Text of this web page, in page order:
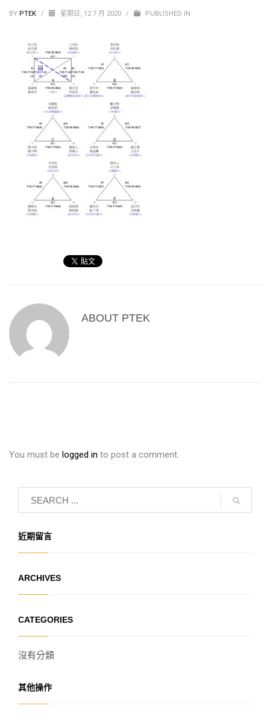
BY PTEK / 星期日, 12 7 月 2020 / PUBLISHED IN
ABOUT PTEK
You must be logged in to post a comment.
近期留言
ARCHIVES
CATEGORIES
沒有分類
其他操作